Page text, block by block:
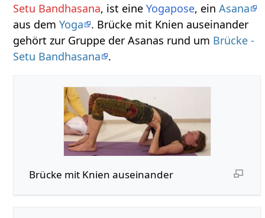
Setu Bandhasana, ist eineYogapose, einAsana
aus demYoga
. Brücke mit Knien auseinander
gehört zur Gruppe der Asanas rund um Brücke -
Setu Bandhasana
.
Brücke mit Knien auseinander